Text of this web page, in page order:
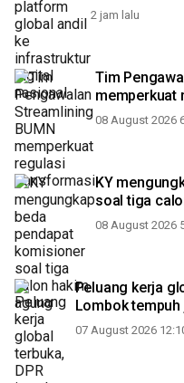
2 jam lalu
Tim
memperkuat
08 August 2026
KY
soal tiga
08 August 2026
Peluang kerja
Lombok
07 August 2026